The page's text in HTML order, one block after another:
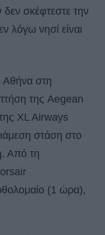
δεν σκέφτεστε την
λόγω νησί είναι
στη
της Aegean
XL Airways
στάση στο
Από τη
(1 ώρα),